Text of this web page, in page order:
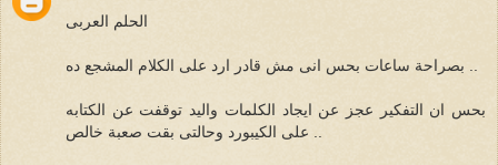
الحلم العربى
بحس ان التفكير عجز عن ايجاد الكلمات واليد توقفت عن الكتابه